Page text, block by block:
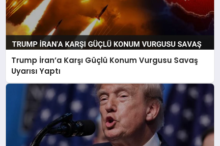
Trump İran’a Karşı Güçlü Konum Vurgusu Savaş
Uyarısı Yaptı